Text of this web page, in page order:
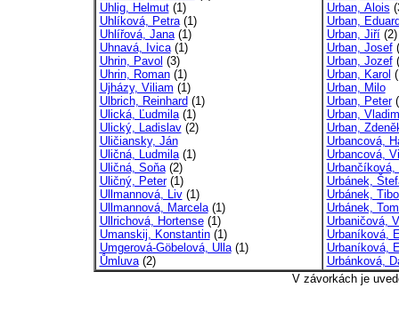
Uhlig, Helmut(1)
Uhlíková, Petra(1)
Uhlířová, Jana(1)
Uhnavá, Ivica(1)
Uhrin, Pavol (3)
Uhrin, Roman(1)
Ujházy, Viliam (1)
Ulbrich, Reinhard (1)
Ulická, Ľudmila(1)
Ulický, Ladislav(2)
Uličiansky, Ján
Uličná, Ludmila(1)
Uličná, Soňa(2)
Uličný, Peter(1)
Ullmannová, Liv(1)
Ullmannová, Marcela(1)
Ullrichová, Hortense(1)
Umanskij, Konstantin(1)
Umgerová-Göbelová, Ulla(1)
Ůmluva(2)
Urban, Alois
Urban,
Urban, Jiří(2)
Urban, Josef
Urban, Jozef
Urban, Karol
Urban, Milo
Urban, Peter
Urban,
Urban,
Urbancová,
Urbancová,
Urbančíková,
Urbánek,
Urbánek,
Urbánek,
Urbaničová,
Urbaníková,
Urbaníková,
Urbánková,
V závorkách je